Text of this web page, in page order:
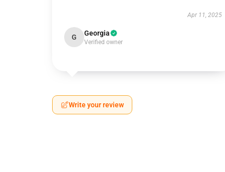
Apr 11, 2025
G Georgia
Verified owner
Write your review